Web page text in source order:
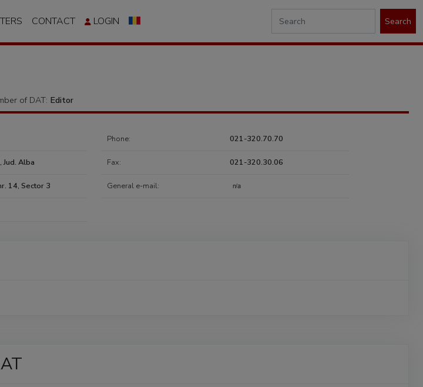
CONTACT LOGIN Search
of DAT: Editor
Jud. Alba
14, Sector 3
Phone: 021-320.70.70
Fax: 021-320.30.06
General e-mail: